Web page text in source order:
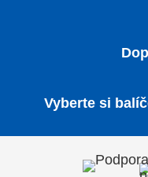
Vyberte si